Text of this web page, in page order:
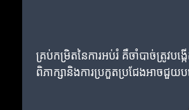
គ្រប់កម្រិតនៃការអប់រំ គឺចាំបាច់ត្រូវ
ពិភាក្សានិងការប្រកួតប្រជែងអាចជួយប